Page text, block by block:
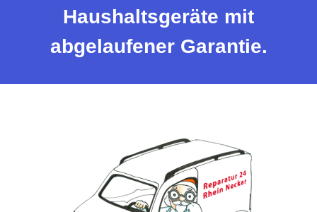
Haushaltsgeräte mit
abgelaufener Garantie.